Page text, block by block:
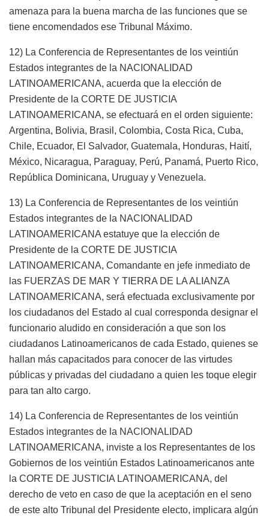
amenaza para la buena marcha de las funciones que se
tiene encomendados ese Tribunal Máximo.
12) La Conferencia de Representantes de los veintiún
Estados integrantes de la NACIONALIDAD
LATINOAMERICANA, acuerda que la elección de
Presidente de la CORTE DE JUSTICIA
LATINOAMERICANA, se efectuará en el orden siguiente:
Argentina, Bolivia, Brasil, Colombia, Costa Rica, Cuba,
Chile, Ecuador, El Salvador, Guatemala, Honduras, Haití,
México, Nicaragua, Paraguay, Perú, Panamá, Puerto Rico,
República Dominicana, Uruguay y Venezuela.
13) La Conferencia de Representantes de los veintiún
Estados integrantes de la NACIONALIDAD
LATINOAMERICANA estatuye que la elección de
Presidente de la CORTE DE JUSTICIA
LATINOAMERICANA, Comandante en jefe inmediato de
las FUERZAS DE MAR Y TIERRA DE LA ALIANZA
LATINOAMERICANA, será efectuada exclusivamente por
los ciudadanos del Estado al cual corresponda designar el
funcionario aludido en consideración a que son los
ciudadanos Latinoamericanos de cada Estado, quienes se
hallan más capacitados para conocer de las virtudes
públicas y privadas del ciudadano a quien les toque elegir
para tan alto cargo.
14) La Conferencia de Representantes de los veintiún
Estados integrantes de la NACIONALIDAD
LATINOAMERICANA, inviste a los Representantes de los
Gobiernos de los veintiún Estados Latinoamericanos ante
la CORTE DE JUSTICIA LATINOAMERICANA, del
derecho de veto en caso de que la aceptación en el seno
de este alto Tribunal del Presidente electo, implicara algún